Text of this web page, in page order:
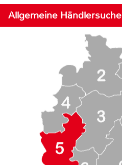
Allgemeine Händlersuche